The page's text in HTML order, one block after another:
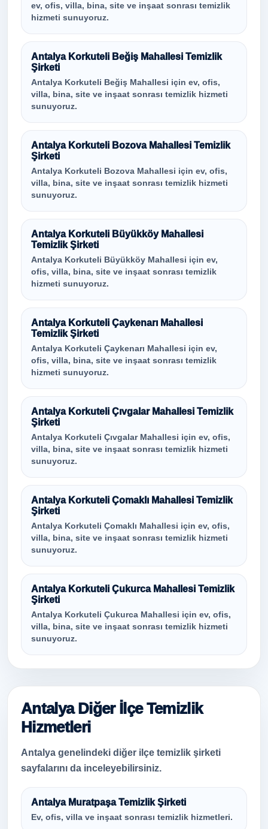
ev, ofis, villa, bina, site ve inşaat sonrası temizlik
hizmeti sunuyoruz.
Antalya Korkuteli Beğiş Mahallesi Temizlik
Şirketi
Antalya Korkuteli Beğiş Mahallesi için ev, ofis,
villa, bina, site ve inşaat sonrası temizlik hizmeti
sunuyoruz.
Antalya Korkuteli Bozova Mahallesi Temizlik
Şirketi
Antalya Korkuteli Bozova Mahallesi için ev, ofis,
villa, bina, site ve inşaat sonrası temizlik hizmeti
sunuyoruz.
Antalya Korkuteli Büyükköy Mahallesi
Temizlik Şirketi
Antalya Korkuteli Büyükköy Mahallesi için ev,
ofis, villa, bina, site ve inşaat sonrası temizlik
hizmeti sunuyoruz.
Antalya Korkuteli Çaykenarı Mahallesi
Temizlik Şirketi
Antalya Korkuteli Çaykenarı Mahallesi için ev,
ofis, villa, bina, site ve inşaat sonrası temizlik
hizmeti sunuyoruz.
Antalya Korkuteli Çıvgalar Mahallesi Temizlik
Şirketi
Antalya Korkuteli Çıvgalar Mahallesi için ev, ofis,
villa, bina, site ve inşaat sonrası temizlik hizmeti
sunuyoruz.
Antalya Korkuteli Çomaklı Mahallesi Temizlik
Şirketi
Antalya Korkuteli Çomaklı Mahallesi için ev, ofis,
villa, bina, site ve inşaat sonrası temizlik hizmeti
sunuyoruz.
Antalya Korkuteli Çukurca Mahallesi Temizlik
Şirketi
Antalya Korkuteli Çukurca Mahallesi için ev, ofis,
villa, bina, site ve inşaat sonrası temizlik hizmeti
sunuyoruz.
Antalya Diğer İlçe Temizlik
Hizmetleri
Antalya genelindeki diğer ilçe temizlik şirketi
sayfalarını da inceleyebilirsiniz.
Antalya Muratpaşa Temizlik Şirketi
Ev, ofis, villa ve inşaat sonrası temizlik hizmetleri.